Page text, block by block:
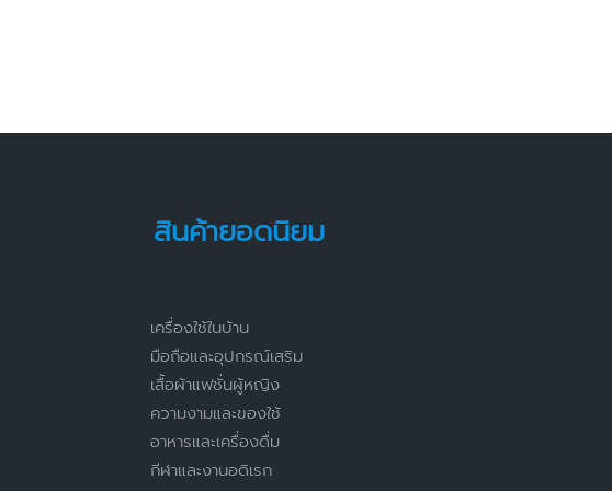
สินค้ายอดนิยม
เครื่องใช้ในบ้าน
มือถือและอุปกรณ์เสริม
เสื้อผ้าแฟชั่นผู้หญิง
ความงามและของใช้
อาหารและเครื่องดื่ม
กีฬาและงานอดิเรก